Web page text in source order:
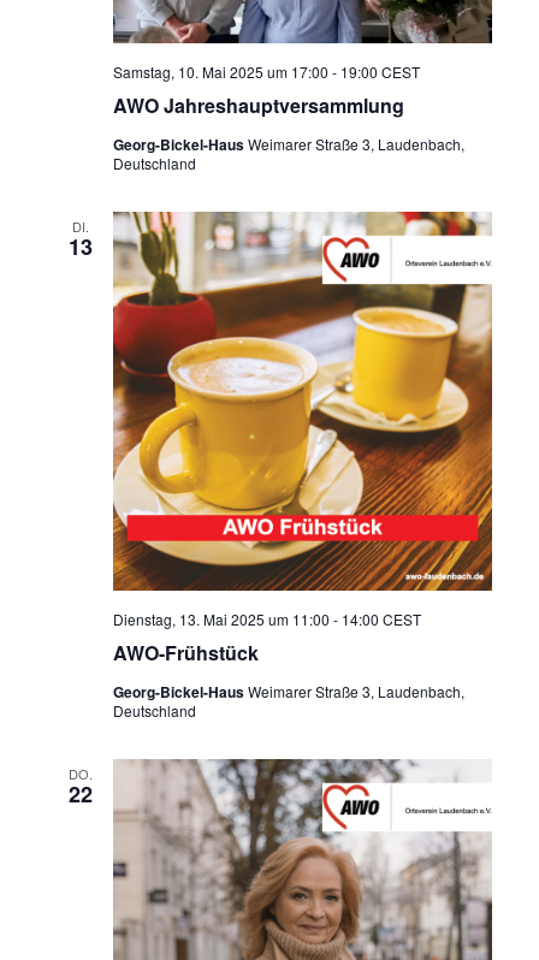
AWO Jahreshauptversammlung
Samstag, 10. Mai 2025 um 17:00 - 19:00 CEST
Georg-Bickel-HausWeimarer Straße 3, Laudenbach,
Deutschland
DI.
13
AWO-Frühstück
Dienstag, 13. Mai 2025 um 11:00 - 14:00 CEST
Georg-Bickel-HausWeimarer Straße 3, Laudenbach,
Deutschland
DO.
22